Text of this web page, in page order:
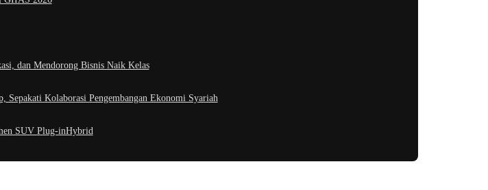
dan Mendorong Bisnis Naik Kelas
Sepakati Kolaborasi Pengembangan Ekonomi Syariah
SUV Plug-inHybrid